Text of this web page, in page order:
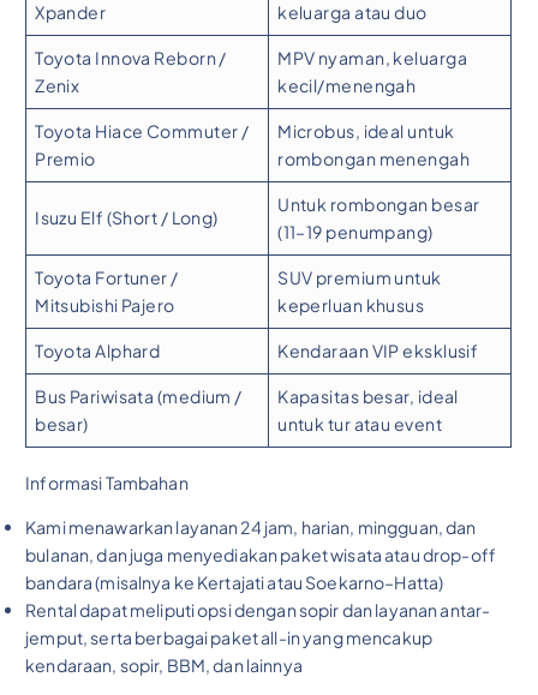
Xpander
keluarga atau duo
Toyota Innova Reborn /
Zenix
MPV nyaman, keluarga
kecil/menengah
Toyota Hiace Commuter /
Premio
Microbus, ideal untuk
rombongan menengah
Isuzu Elf (Short / Long)
Untuk rombongan besar
(11–19 penumpang)
Toyota Fortuner /
Mitsubishi Pajero
SUV premium untuk
keperluan khusus
Toyota Alphard Kendaraan VIP eksklusif
Bus Pariwisata (medium /
besar)
Kapasitas besar, ideal
untuk tur atau event
Informasi Tambahan
Kami menawarkan layanan 24 jam, harian, mingguan, dan
bulanan, dan juga menyediakan paket wisata atau drop-off
bandara (misalnya ke Kertajati atau Soekarno–Hatta)
Rental dapat meliputi opsi dengan sopir dan layanan antar-
jemput, serta berbagai paket all-in yang mencakup
kendaraan, sopir, BBM, dan lainnya